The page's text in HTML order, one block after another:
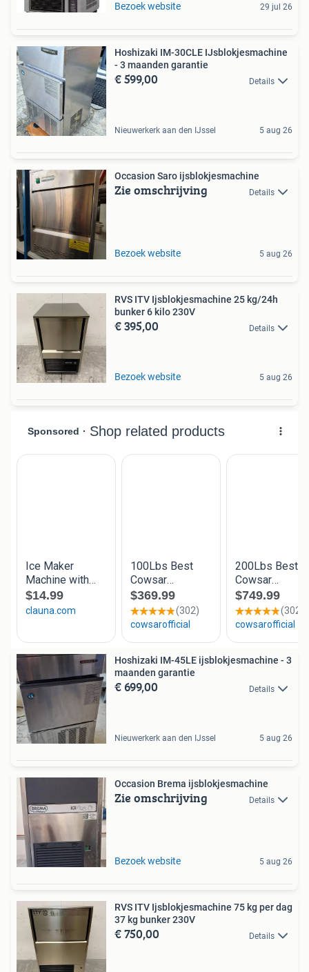
Bezoek website 29 jul 26
Hoshizaki IM-30CLE IJsblokjesmachine
- 3 maanden garantie
€ 599,00 Details
Nieuwerkerk aan den IJssel 5 aug 26
Occasion Saro ijsblokjesmachine
Zie omschrijving Details
Bezoek website 5 aug 26
RVS ITV Ijsblokjesmachine 25 kg/24h
bunker 6 kilo 230V
€ 395,00 Details
Bezoek website 5 aug 26
Hoshizaki IM-45LE ijsblokjesmachine - 3
maanden garantie
€ 699,00 Details
Nieuwerkerk aan den IJssel 5 aug 26
Occasion Brema ijsblokjesmachine
Zie omschrijving Details
Bezoek website 5 aug 26
RVS ITV Ijsblokjesmachine 75 kg per dag
37 kg bunker 230V
€ 750,00 Details